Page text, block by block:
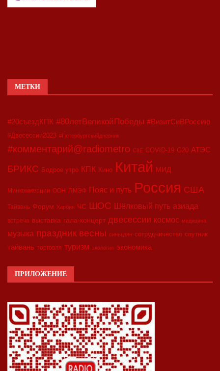
МЕТКИ
#20съездКПК #80летВеликойПобеды #ВизитСиВРоссию
#Двесессии2023 #Петербургскийдневник
#комментарий@radiometro CIIE COVID-19 G20 АТЭС
БРИКС Бодрое утро КПК Кино Китай МИД
Минкоммерции ООН ПМЭФ Пояс и путь Россия США
Тайвань Форум Харбин ЧС ШОС Шёлковый путь азиада
встреча выставка гала-концерт двесессии космос медицина
музыка праздник весны синьцзян сотрудничество спутник
тайвань торговля туризм экология экономика
ПРИЛОЖЕНИЕ